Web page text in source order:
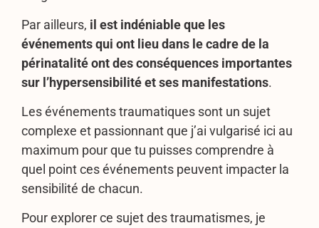
Par ailleurs, il est indéniable que les
événements qui ont lieu dans le cadre de la
périnatalité ont des conséquences importantes
sur l’hypersensibilité et ses manifestations.
Les événements traumatiques sont un sujet
complexe et passionnant que j’ai vulgarisé ici au
maximum pour que tu puisses comprendre à
quel point ces événements peuvent impacter la
sensibilité de chacun.
Pour explorer ce sujet des traumatismes, je